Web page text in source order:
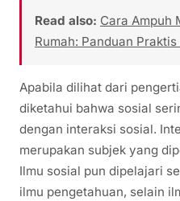
Read also: Cara Ampuh
Rumah: Panduan
Apabila dilihat dari
diketahui bahwa sosial
dengan interaksi sosial.
merupakan subjek yang
Ilmu sosial pun dipelajari
ilmu pengetahuan, selain